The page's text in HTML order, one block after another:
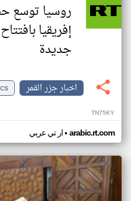
روسيا توسع
جديدة
اخبار جزر القمر
TN75KY
ار تي عربي• arabic.rt.com